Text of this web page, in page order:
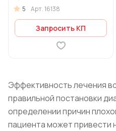
5 Арт.16138
Запросить КП
Эффективность лечения
правильной постановки
определении причин
пациента может привести